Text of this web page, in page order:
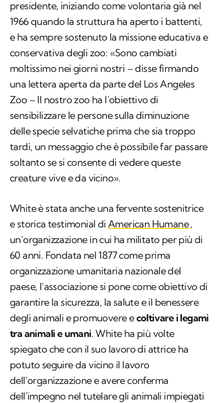
presidente, iniziando come volontaria già nel
1966 quando la struttura ha aperto i battenti,
e ha sempre sostenuto la missione educativa e
conservativa degli zoo: «Sono cambiati
moltissimo nei giorni nostri – disse firmando
una lettera aperta da parte del Los Angeles
Zoo – Il nostro zoo ha l’obiettivo di
sensibilizzare le persone sulla diminuzione
delle specie selvatiche prima che sia troppo
tardi, un messaggio che è possibile far passare
soltanto se si consente di vedere queste
creature vive e da vicino».
White è stata anche una fervente sostenitrice
e storica testimonial di American Humane,
un’organizzazione in cui ha militato per più di
60 anni. Fondata nel 1877 come prima
organizzazione umanitaria nazionale del
paese, l’associazione si pone come obiettivo di
garantire la sicurezza, la salute e il benessere
degli animali e promuovere ecoltivare i legami
tra animali e umani. White ha più volte
spiegato che con il suo lavoro di attrice ha
potuto seguire da vicino il lavoro
dell’organizzazione e avere conferma
dell’impegno nel tutelare gli animali impiegati